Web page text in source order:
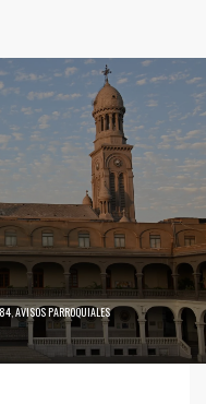
,AVISOS PARROQUIALES